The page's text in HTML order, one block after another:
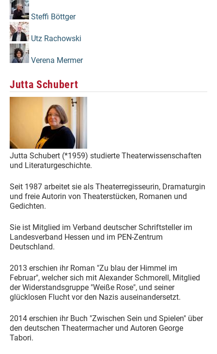
Steffi Böttger
Utz Rachowski
Verena Mermer
Jutta Schubert
Jutta Schubert (*1959) studierte Theaterwissenschaften
und Literaturgeschichte.
Seit 1987 arbeitet sie als Theaterregisseurin, Dramaturgin
und freie Autorin von Theaterstücken, Romanen und
Gedichten.
Sie ist Mitglied im Verband deutscher Schriftsteller im
Landesverband Hessen und im PEN-Zentrum
Deutschland.
2013 erschien ihr Roman "Zu blau der Himmel im
Februar", welcher sich mit Alexander Schmorell, Mitglied
der Widerstandsgruppe "Weiße Rose", und seiner
glücklosen Flucht vor den Nazis auseinandersetzt.
2014 erschien ihr Buch "Zwischen Sein und Spielen" über
den deutschen Theatermacher und Autoren George
Tabori.